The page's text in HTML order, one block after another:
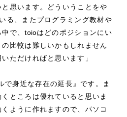
思います。どういうことをや
る、またプログラミング教材や
中で、toioはどのポジションにい
比較は難しいかもしれません
ただければと思います」
で身近な存在の延長』です。ま
ところは優れていると思いま
ように作れますので、パソコ